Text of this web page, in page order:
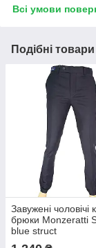
Всі умови
Подібні
Завужені чоловічі
брюки Monzeratti
blue struct